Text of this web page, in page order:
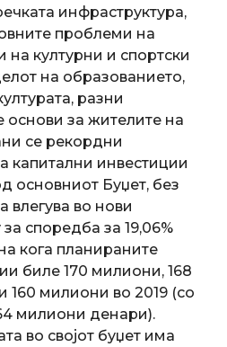
инфраструктура,
проблеми на
на културни и спортски
на образованието,
разни
основи за жителите на
се рекордни
капитални инвестиции
основниот Буџет, без
влегува во нови
споредба за 19,06%
кога планираните
биле 170 милиони, 168
160 милиони во 2019 (со
милиони денари).
во својот буџет има